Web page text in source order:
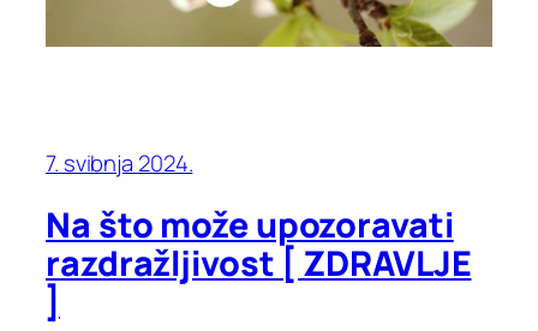
7. svibnja 2024.
Na što može upozoravati
razdražljivost [ ZDRAVLJE
]